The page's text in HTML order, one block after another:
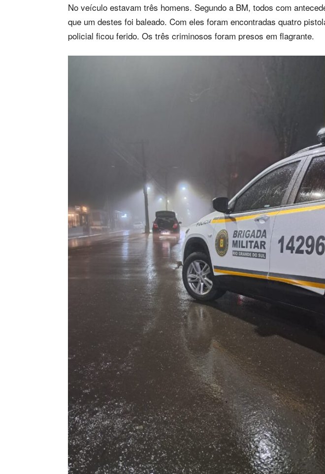
No veículo estavam três homens. Segundo a BM, todos com
que um destes foi baleado. Com eles foram encontradas quatro
policial ficou ferido. Os três criminosos foram presos em flagrante.